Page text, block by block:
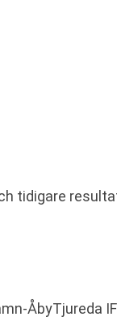
tidigare
ÅbyTjureda